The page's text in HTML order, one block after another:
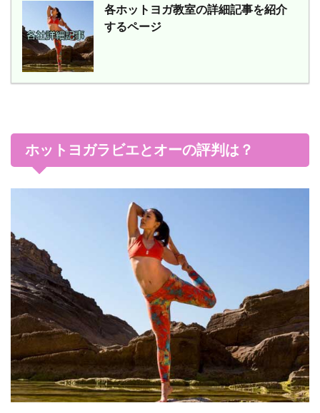
各ホットヨガ教室の詳細記事を紹介
するページ
ホットヨガラビエとオーの評判は？